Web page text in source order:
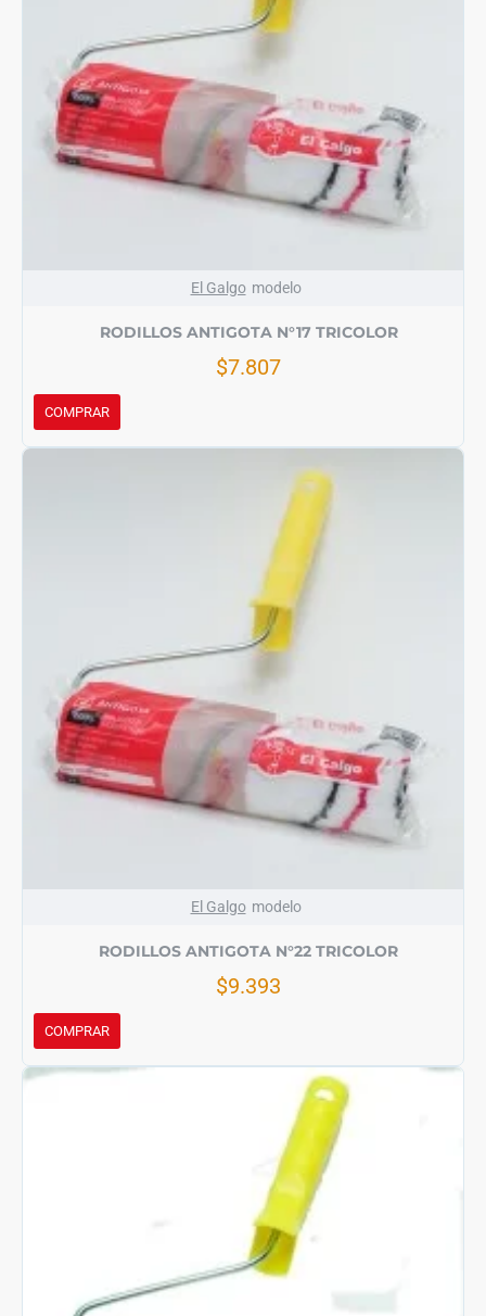
El Galgo modelo
RODILLOS ANTIGOTA N°17 TRICOLOR
$7.807
COMPRAR
El Galgo modelo
RODILLOS ANTIGOTA N°22 TRICOLOR
$9.393
COMPRAR